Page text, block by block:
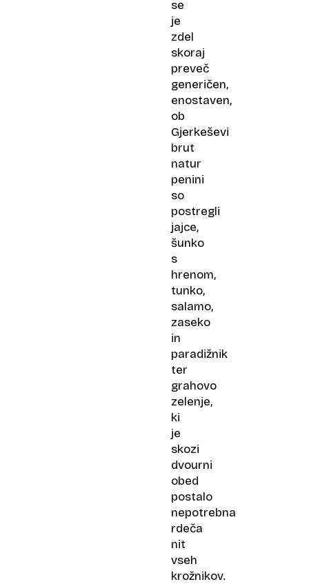
se
je
zdel
skoraj
preveč
generičen,
enostaven,
ob
Gjerkeševi
brut
natur
penini
so
postregli
jajce,
šunko
s
hrenom,
tunko,
salamo,
zaseko
in
paradižnik
ter
grahovo
zelenje,
ki
je
skozi
dvourni
obed
postalo
nepotrebna
rdeča
nit
vseh
krožnikov.